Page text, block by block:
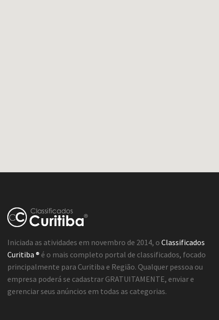
Iniciada as atividades em novembro de 2014, o Classificados
Curitiba ® é o mais completo portal de classificados, focado
principalmente para Curitiba e Região. Qualquer pessoa ou
empresa poderá se cadastrar GRATUITAMENTE, enviar e
gerenciar seus anúncios em todas as categorias.